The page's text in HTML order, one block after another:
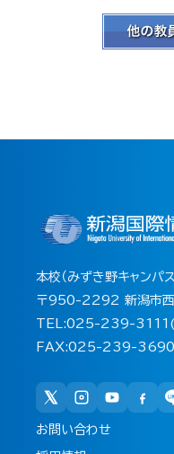
本校（みずき野キャンパス
〒950-2292 新潟市西
TEL:025-239-3111(
FAX:025-239-3690
お問い合わせ